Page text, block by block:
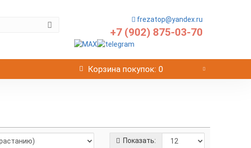
frezatop@yandex.ru
+7 (902) 875-03-70
Корзина покупок: 0
Показать: